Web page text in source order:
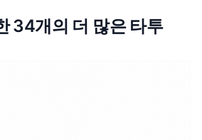
34개의 더 많은 타투